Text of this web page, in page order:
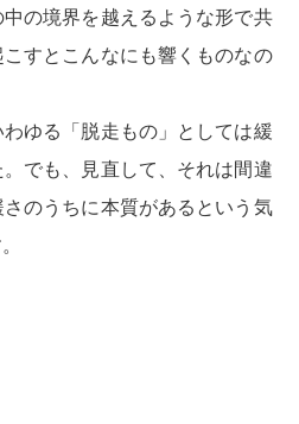
の境界を越えるような形で共
すとこんなにも響くものなの
ゆる「脱走もの」としては緩
でも、見直して、それは間違
のうちに本質があるという気